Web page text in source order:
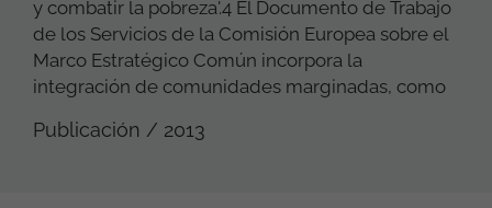
y combatir la pobreza'.4 El Documento de Trabajo
de los Servicios de la Comisión Europea sobre el
Marco Estratégico Común incorpora la
integración de comunidades marginadas, como
Publicación / 2013